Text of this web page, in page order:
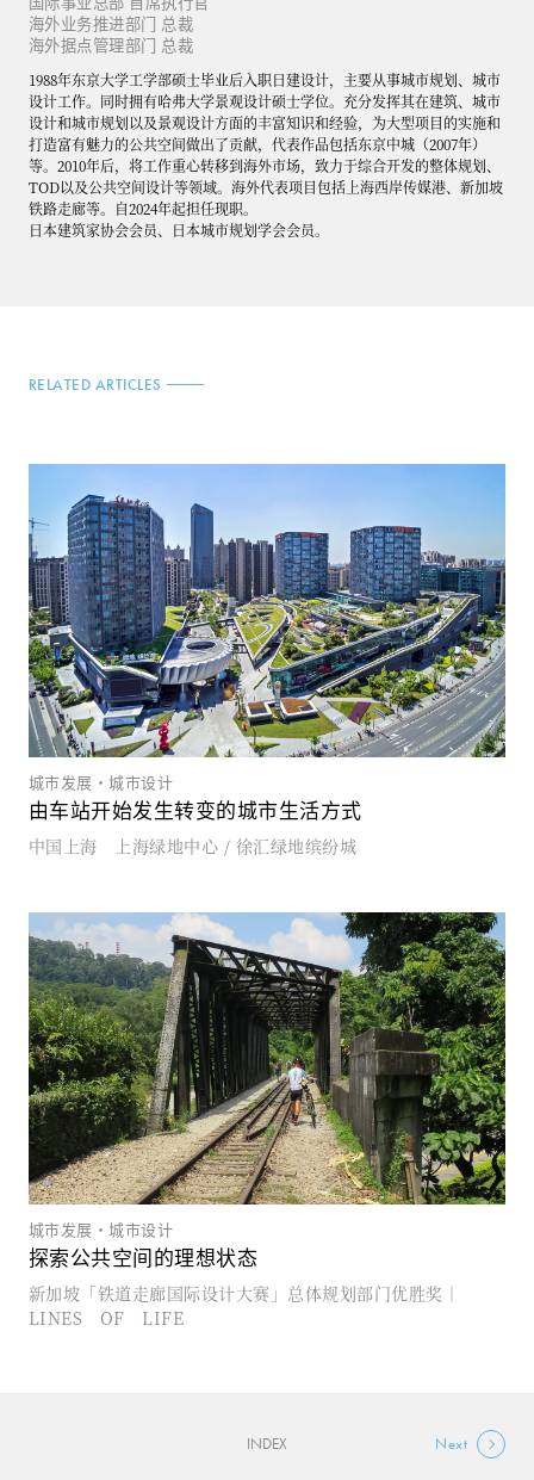
海外业务推进部门 总裁
海外据点管理部门 总裁
1988年东京大学工学部硕士毕业后入职日建设计，主要从事城市规划、城市
设计工作。同时拥有哈弗大学景观设计硕士学位。充分发挥其在建筑、城市
设计和城市规划以及景观设计方面的丰富知识和经验，为大型项目的实施和
打造富有魅力的公共空间做出了贡献，代表作品包括东京中城（2007年）
等。2010年后，将工作重心转移到海外市场，致力于综合开发的整体规划、
TOD以及公共空间设计等领域。海外代表项目包括上海西岸传媒港、新加坡
铁路走廊等。自2024年起担任现职。
日本建筑家协会会员、日本城市规划学会会员。
RELATED ARTICLES
城市发展・城市设计
由车站开始发生转变的城市生活方式
中国上海 上海绿地中心 / 徐汇绿地缤纷城
城市发展・城市设计
探索公共空间的理想状态
新加坡「铁道走廊国际设计大赛」总体规划部门优胜奖｜
LINES OF LIFE
INDEX Next